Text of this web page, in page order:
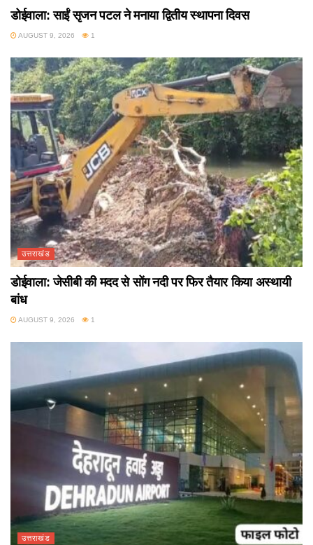
डोईवाला: साईं सृजन पटल ने मनाया द्वितीय स्थापना दिवस
AUGUST 9, 2026 1
उत्तराखंड
डोईवाला: जेसीबी की मदद से सोंग नदी पर फिर तैयार किया अस्थायी
बांध
AUGUST 9, 2026 1
उत्तराखंड